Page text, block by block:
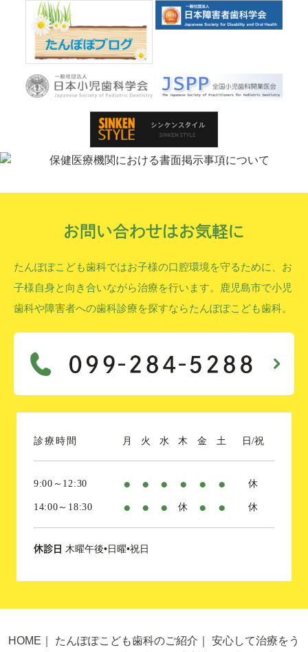
お問い合わせはお気軽に
たんぽぽこども歯科ではお子様の口腔環境を守るために、お
子様自身と向き合いながら治療を行います。鹿児島市で小児
歯科や障害者への歯科診療を探すならたんぽぽこども歯科。
診療時間 月 火 水 木 金 土 日/祝
9:00～12:30 ● ● ● ● ● ● 休
14:00～18:30 ● ● ● 休 ● ● 休
休診日 木曜午後•日曜•祝日
HOME たんぽぽこども歯科のご紹介
安心して治療をう